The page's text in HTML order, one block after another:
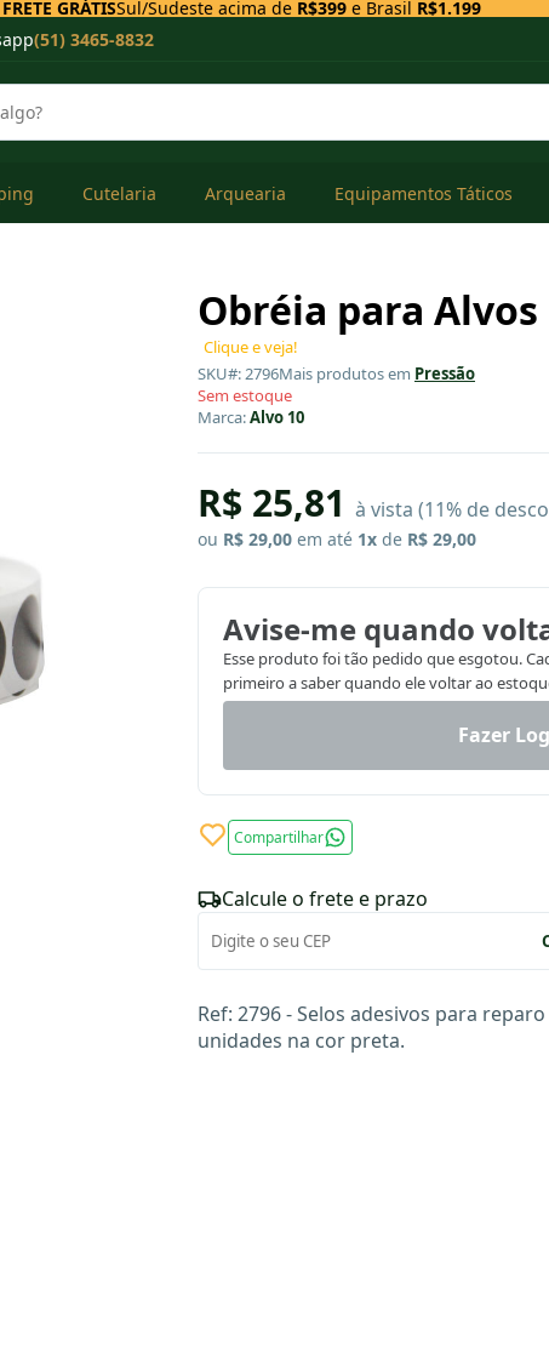
FRETE GRÁTISSul/Sudeste acima de R$399e Brasil R$1.199
(51) 3465-8832
Cutelaria Arquearia Equipamentos Táticos
Obréia para
Clique e veja!
SKU#: 2796Mais produtos em Pressão
Sem estoque
Marca:Alvo 10
R$ 25,81 à vista (11% de
ou R$ 29,00 em até 1x de R$ 29,00
Avise-me quando
Esse produto foi tão pedido que esgotou.
primeiro a saber quando ele voltar ao
Fazer
Compartilhar
Calcule o frete e prazo
Ref: 2796 - Selos adesivos para
unidades na cor preta.